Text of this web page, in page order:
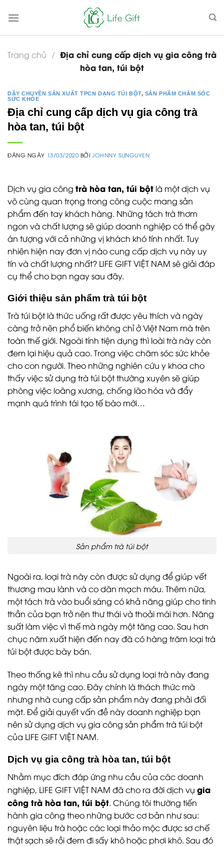
Trang chủ / Địa chỉ cung cấp dịch vụ gia công trà
hòa tan, túi bột
DÂY CHUYỀN SẢN XUẤT TPCN DẠNG TÚI BỘT, SẢN PHẨM CHĂM SÓC
SỨC KHỎE
Địa chỉ cung cấp dịch vụ gia công trà
hòa tan, túi bột
ĐĂNG NGÀY 13/03/2020 BỞI JOHNNY SUNGUYEN
Dịch vụ gia công trà hòa tan, túi bột là một dịch vụ
vô cùng quan trọng trong công cuộc mang sản
phẩm đến tay khách hàng. Những tách trà thơm
ngon và chất lượng sẽ giúp doanh nghiệp có thể gây
án tượng với cả những vị khách khó tính nhất. Tuy
nhiên hiện nay đơn vị nào cung cấp dịch vụ này uy
tín và chất lượng nhất? LIFE GIFT VIỆT NAM sẽ giải đáp
cụ thể cho bạn ngay sau đây.
Giới thiệu sản phẩm trà túi bột
Trà túi bột là thức uống rất được yêu thích và ngày
càng trở nên phổ biến không chỉ ở Việt Nam mà trên
toàn thế giới. Ngoài tính tiện dụng thì loài trà này còn
đem lại hiệu quả cao. Trong việc chăm sóc sức khỏe
cho con người. Theo những nghiên cứu y khoa cho
thấy việc sử dụng trà túi bột thường xuyên sẽ giúp
phòng việc loãng xương, chống lão hóa và đẩy
mạnh quá trình tái tạo tế bào mới…
Sản phẩm trà túi bột
Ngoài ra, loại trà này còn được sử dụng để giúp vết
thương mau lành và co dãn mạch máu. Thêm nữa,
một tách trà vào buổi sáng có khả năng giúp cho tinh
thần của bạn trở nên thư thái và thoải mái hơn. Năng
suất làm việc vì thế mà ngày một tăng cao. Sau hơn
chục năm xuất hiện đến nay đã có hàng trăm loại trà
túi bột được bày bán.
Theo thống kê thì nhu cầu sử dụng loại trà này đang
ngày một tăng cao. Đây chính là thách thức mà
nhưng nhà cung cấp sản phẩm này đang phải đối
mặt. Để giải quyết vấn đề này doanh nghiệp bạn
nên sử dụng dịch vụ gia công sản phẩm trà túi bột
của LIFE GIFT VIỆT NAM.
Dịch vụ gia công trà hòa tan, túi bột
Nhằm mục đích đáp ứng nhu cầu của các doanh
nghiệp, LIFE GIFT VIỆT NAM đã cho ra đời dịch vụ gia
công trà hòa tan, túi bột. Chúng tôi thường tiến
hành gia công theo những bước cơ bản như sau:
nguyên liệu trà hoặc các loại thảo mộc được sơ chế
thật sạch sẽ rồi đem đi sấy khô hoặc phơi khô. Sau đó